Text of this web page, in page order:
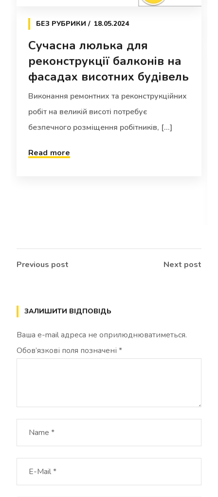
БЕЗ РУБРИКИ 18.05.2024
Сучасна люлька для
реконструкції балконів на
фасадах висотних будівель
Виконання ремонтних та реконструкційних
робіт на великій висоті потребує
безпечного розміщення робітників, [...]
Read more
Previous post Next post
ЗАЛИШИТИ ВІДПОВІДЬ
Ваша e-mail адреса не оприлюднюватиметься.
Обов’язкові поля позначені *